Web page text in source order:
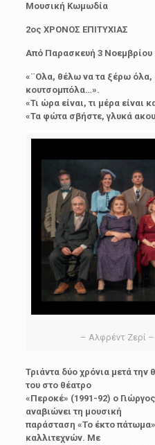
Μουσική Κωμωδία
2ος ΧΡΟΝΟΣ ΕΠΙΤΥΧΙΑΣ
Από Παρασκευή 3 Νοεμβρίου
«¨Ολα, θέλω να τα ξέρω όλα,
κουτσομπόλα…».
«Τι ώρα είναι, τι μέρα είναι
«Τα φώτα σβήστε, γλυκά
ΘΕΑΤΡΟ
– Αλφρέντ Ζερί
Τριάντα δύο χρόνια μετά
του στο θέατρο
«Περοκέ» (1991-92) ο
αναβιώνει τη μουσική
παράσταση «Το έκτο
καλλιτεχνών. Με